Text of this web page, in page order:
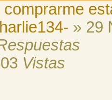
comprarme
» 29
Vistas